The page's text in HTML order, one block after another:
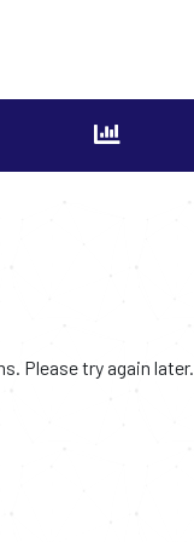
Please try again later.